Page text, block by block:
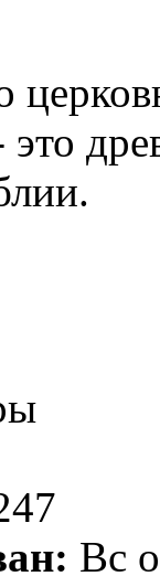
это
Вс